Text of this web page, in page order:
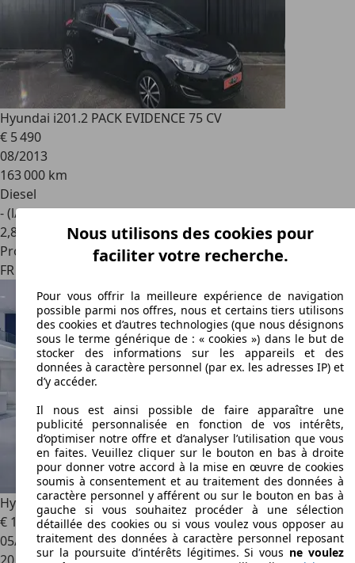
Hyundai i201.2 PACK EVIDENCE 75 CV
€ 5 490
08/2013
163 000 km
Diesel
- (l/100 km)
2,8
Professionnel
FR 57970
Hyundai i20i20 1.2 79
€ 14 990€ 15 990,-
05/2025
Nous utilisons des cookies pour
faciliter votre recherche.
Pour vous offrir la meilleure expérience de navigation
possible parmi nos offres, nous et certains tiers utilisons
des cookies et d’autres technologies (que nous désignons
sous le terme générique de : « cookies ») dans le but de
stocker des informations sur les appareils et des
données à caractère personnel (par ex. les adresses IP) et
d’y accéder.
Il nous est ainsi possible de faire apparaître une
publicité personnalisée en fonction de vos intérêts,
d’optimiser notre offre et d’analyser l’utilisation que vous
en faites. Veuillez cliquer sur le bouton en bas à droite
pour donner votre accord à la mise en œuvre de cookies
soumis à consentement et au traitement des données à
caractère personnel y afférent ou sur le bouton en bas à
gauche si vous souhaitez procéder à une sélection
détaillée des cookies ou si vous voulez vous opposer au
traitement des données à caractère personnel reposant
sur la poursuite d’intérêts légitimes. Si vous ne voulez